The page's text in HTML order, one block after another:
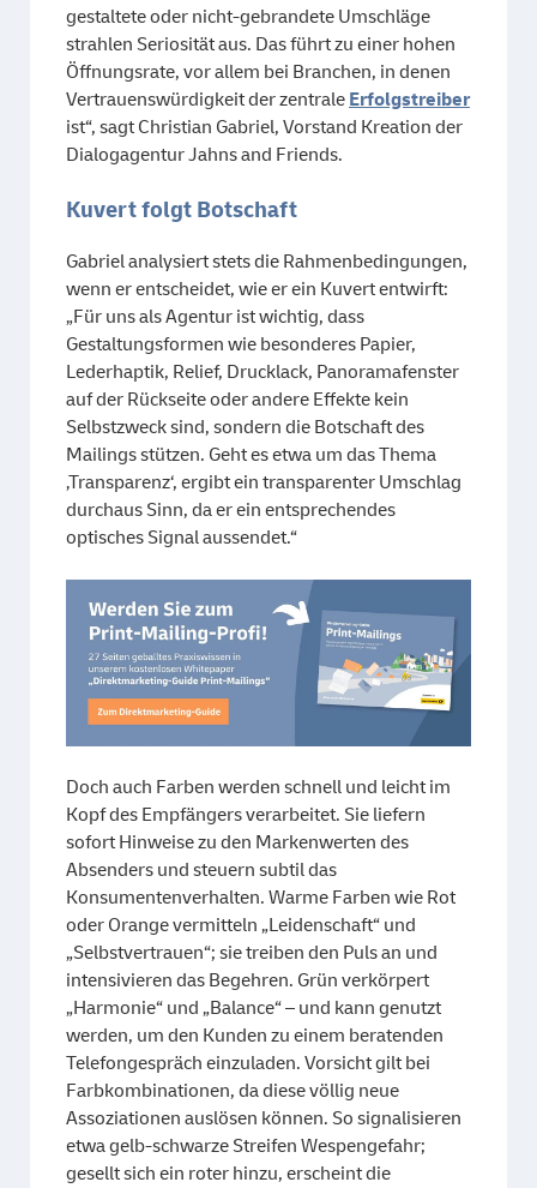
gestaltete oder nicht-gebrandete Umschläge
strahlen Seriosität aus. Das führt zu einer hohen
Öffnungsrate, vor allem bei Branchen, in denen
Vertrauenswürdigkeit der zentrale Erfolgstreiber
ist“, sagt Christian Gabriel, Vorstand Kreation der
Dialogagentur Jahns and Friends.
Kuvert folgt Botschaft
Gabriel analysiert stets die Rahmenbedingungen,
wenn er entscheidet, wie er ein Kuvert entwirft:
„Für uns als Agentur ist wichtig, dass
Gestaltungsformen wie besonderes Papier,
Lederhaptik, Relief, Drucklack, Panoramafenster
auf der Rückseite oder andere Effekte kein
Selbstzweck sind, sondern die Botschaft des
Mailings stützen. Geht es etwa um das Thema
‚Transparenz‘, ergibt ein transparenter Umschlag
durchaus Sinn, da er ein entsprechendes
optisches Signal aussendet.“
Doch auch Farben werden schnell und leicht im
Kopf des Empfängers verarbeitet. Sie liefern
sofort Hinweise zu den Markenwerten des
Absenders und steuern subtil das
Konsumentenverhalten. Warme Farben wie Rot
oder Orange vermitteln „Leidenschaft“ und
„Selbstvertrauen“; sie treiben den Puls an und
intensivieren das Begehren. Grün verkörpert
„Harmonie“ und „Balance“ – und kann genutzt
werden, um den Kunden zu einem beratenden
Telefongespräch einzuladen. Vorsicht gilt bei
Farbkombinationen, da diese völlig neue
Assoziationen auslösen können. So signalisieren
etwa gelb-schwarze Streifen Wespengefahr;
gesellt sich ein roter hinzu, erscheint die